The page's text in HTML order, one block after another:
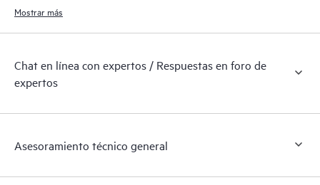
Mostrar más
Chat en línea con expertos / Respuestas en foro de
expertos
Asesoramiento técnico general